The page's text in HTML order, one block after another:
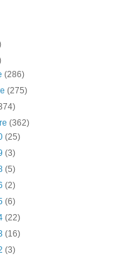
(286)
(275)
(362)
(25)
(3)
(5)
(2)
(6)
(22)
(16)
(3)